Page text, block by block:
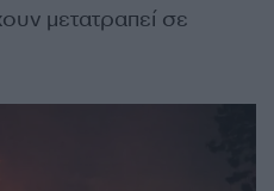
μετατραπεί σε